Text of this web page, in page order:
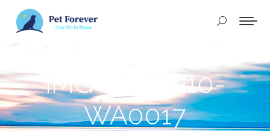
Buscar:
IMG-20241210-
WA0017